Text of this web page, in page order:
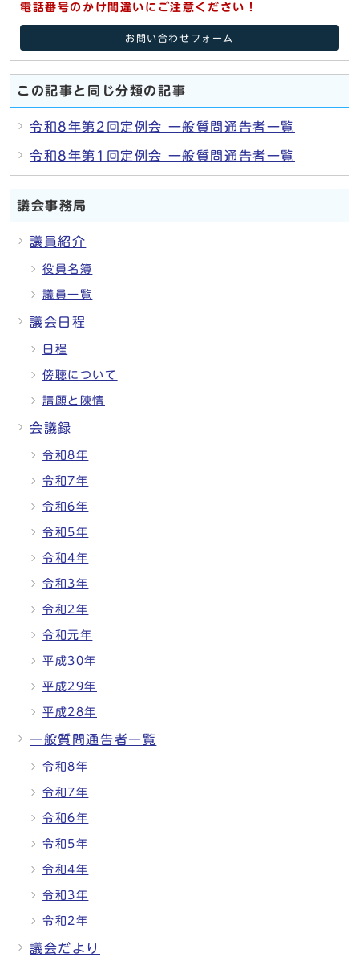
電話番号のかけ間違いにご注意ください！
お問い合わせフォーム
この記事と同じ分類の記事
令和8年第2回定例会 一般質問通告者一覧
令和8年第1回定例会 一般質問通告者一覧
議会事務局
議員紹介
役員名簿
議員一覧
議会日程
日程
傍聴について
請願と陳情
会議録
令和8年
令和7年
令和6年
令和5年
令和4年
令和3年
令和2年
令和元年
平成30年
平成29年
平成28年
一般質問通告者一覧
令和8年
令和7年
令和6年
令和5年
令和4年
令和3年
令和2年
議会だより